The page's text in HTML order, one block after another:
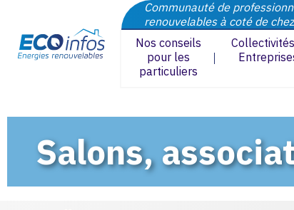
Communauté de
renouvelables à coté de
Nos conseils
pour les
particuliers
Salons,